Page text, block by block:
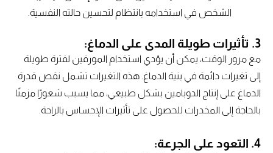
الشخص في استخدامه بانتظام لتحسين حالته النفسية.
3. تأثيرات طويلة المدى على الدماغ:
مع مرور الوقت، يمكن أن يؤدي استخدام المورفين لفترة طويلة
إلى تغيرات دائمة في بنية الدماغ. هذه التغيرات تشمل نقص قدرة
الدماغ على إنتاج الدوبامين بشكل طبيعي، مما يسبب شعورًا مزمنًا
بالحاجة إلى المخدرات للحصول على تأثيرات الإحساس بالراحة.
4. التعود على الجرعة: